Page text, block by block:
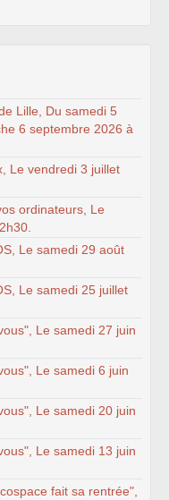
Lille, Du samedi 5
6 septembre 2026 à
Le vendredi 3 juillet
ordinateurs, Le
Le samedi 29 août
Le samedi 25 juillet
Le samedi 27 juin
Le samedi 6 juin
Le samedi 20 juin
Le samedi 13 juin
fait sa rentrée",